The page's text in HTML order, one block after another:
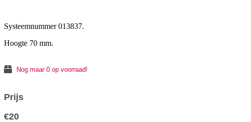
Systeemnummer 013837.
Hoogte 70 mm.
Nog maar 0 op voorraad!
Prijs
€20